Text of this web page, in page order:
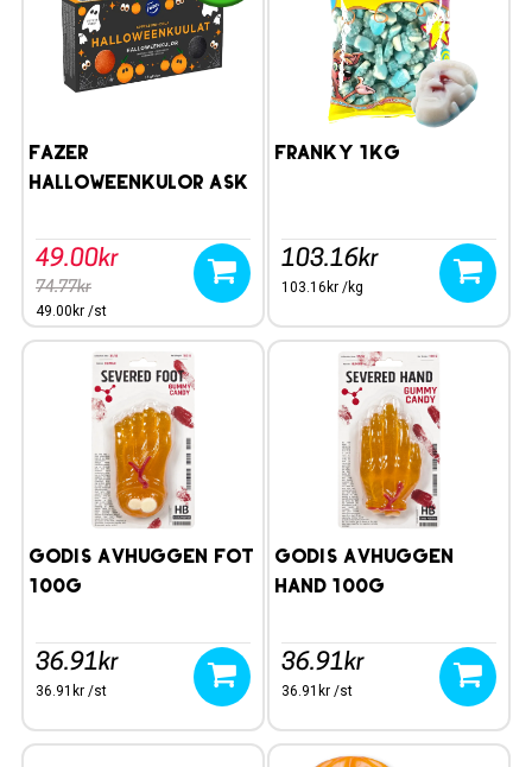
Fazer
Halloweenkulor ask
Bäst före: 260319
49.00kr
74.77kr
49.00kr /st
Franky 1kg
103.16kr
103.16kr /kg
Godis Avhuggen Fot
100g
36.91kr
36.91kr /st
Godis Avhuggen
Hand 100g
36.91kr
36.91kr /st